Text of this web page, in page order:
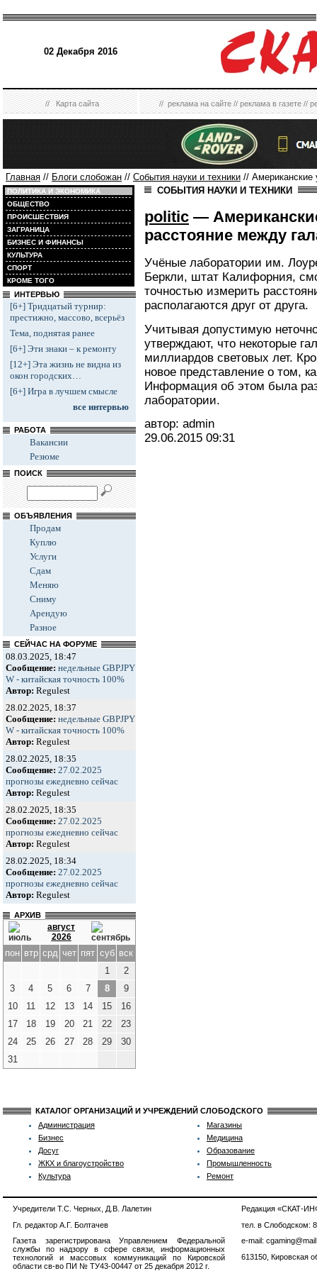
02 Декабря 2016
//Карта сайта //реклама на сайте//реклама в газете//
Главная // Блоги слобожан // События науки и техники // Американские
ПОЛИТИКА И ЭКОНОМИКА
ОБЩЕСТВО
ПРОИСШЕСТВИЯ
ЗАГРАНИЦА
БИЗНЕС И ФИНАНСЫ
КУЛЬТУРА
СПОРТ
КРОМЕ ТОГО
ИНТЕРВЬЮ
[6+] Тридцатый турнир:
престижно, массово, всерьёз
Тема, поднятая ранее
[6+] Эти знаки – к ремонту
[12+] Эта жизнь не видна из
окон городских…
[6+] Игра в лучшем смысле
все интервью
РАБОТА
Вакансии
Резюме
ПОИСК
ОБЪЯВЛЕНИЯ
Продам
Куплю
Услуги
Сдам
Меняю
Сниму
Арендую
Разное
СЕЙЧАС НА ФОРУМЕ
08.03.2025, 18:47
Сообщение: недельные GBPJPY
W - китайская точность 100%
Автор: Regulest
28.02.2025, 18:37
Сообщение: недельные GBPJPY
W - китайская точность 100%
Автор: Regulest
28.02.2025, 18:35
Сообщение: 27.02.2025
прогнозы ежедневно сейчас
Автор: Regulest
28.02.2025, 18:35
Сообщение: 27.02.2025
прогнозы ежедневно сейчас
Автор: Regulest
28.02.2025, 18:34
Сообщение: 27.02.2025
прогнозы ежедневно сейчас
Автор: Regulest
АРХИВ
август
2026
пон втр срд чет пят суб вск
1
2
3
4 5 6 7 8
9
10
11 12 13 14 15
16
17
18 19 20 21 22
23
24
25 26 27 28 29
30
31
СОБЫТИЯ НАУКИ И ТЕХНИКИ
politic —
расстояние между
Учёные лаборатории им.
Беркли, штат Калифорния,
точностью измерить
располагаются друг от друга.
Учитывая допустимую
утверждают, что некоторые
миллиардов световых лет.
новое представление о том,
Информация об этом была
лаборатории.
автор: admin
29.06.2015 09:31
КАТАЛОГ ОРГАНИЗАЦИЙ И УЧРЕЖДЕНИЙ СЛОБОДСКОГО
Администрация
Бизнес
Досуг
ЖКХ и благоустройство
Культура
Магазины
Медицина
Образование
Промышленность
Ремонт
Учредители Т.С. Черных, Д.В. Лалетин
Гл. редактор А.Г. Болтачев
Газета зарегистрирована Управлением Федеральной
службы по надзору в сфере связи, информационных
технологий и массовых коммуникаций по Кировской
области св-во ПИ № ТУ43-00447 от 25 декабря 2012 г.
Редакция «СКАТ-
тел. в Слободском:
e-mail:
613150, Кировская